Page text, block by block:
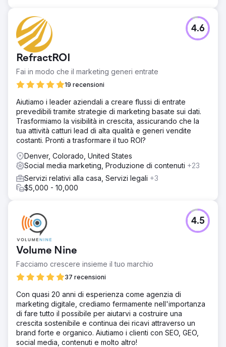
RefractROI
Fai in modo che il marketing generi entrate
19 recensioni
4.6
Aiutiamo i leader aziendali a creare flussi di entrate
prevedibili tramite strategie di marketing basate sui dati.
Trasformiamo la visibilità in crescita, assicurando che la
tua attività catturi lead di alta qualità e generi vendite
costanti. Pronti a trasformare il tuo ROI?
Denver, Colorado, United States
Social media marketing, Produzione di contenuti +23
Servizi relativi alla casa, Servizi legali +3
$5,000 - 10,000
Volume Nine
Facciamo crescere insieme il tuo marchio
37 recensioni
4.5
Con quasi 20 anni di esperienza come agenzia di
marketing digitale, crediamo fermamente nell'importanza
di fare tutto il possibile per aiutarvi a costruire una
crescita sostenibile e continua dei ricavi attraverso un
brand forte e organico. Aiutiamo i clienti con SEO, GEO,
social media, contenuti e molto altro!